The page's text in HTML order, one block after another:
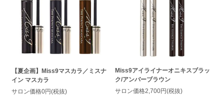
【夏企画】Miss9マスカラ／ミスナ
イン マスカラ
サロン価格0円(税抜)
Miss9アイライナーオニキスブラッ
ク/アンバーブラウン
サロン価格2,700円(税抜)